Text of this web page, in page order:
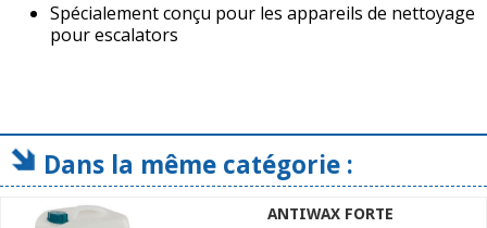
Spécialement conçu pour les appareils de nettoyage
pour escalators
Dans la même catégorie :
ANTIWAX FORTE